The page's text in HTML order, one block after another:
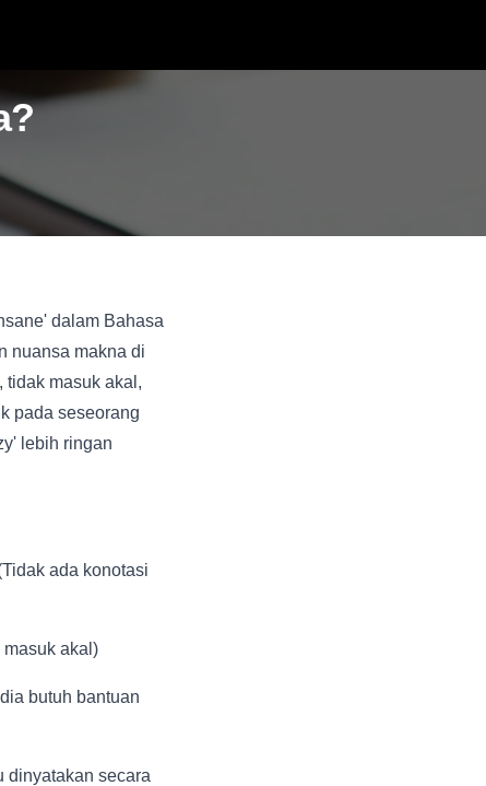
dalam Bahasa
nuansa makna di
tidak masuk akal,
pada seseorang
lebih ringan
ada konotasi
akal)
butuh bantuan
dinyatakan secara